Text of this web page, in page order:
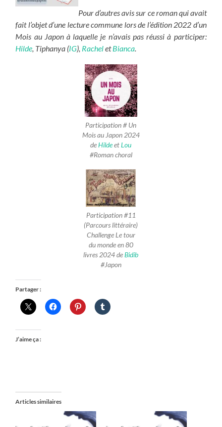
Pour d’autres avis sur ce roman qui avait
fait l’objet d’une lecture commune lors de l’édition 2022 d’un
Mois au Japon à laquelle je n’avais pas réussi à participer:
Hilde, Tiphanya (IG), RacheletBianca.
Participation # Un
Mois au Japon 2024
deHildeetLou
#Roman choral
Participation #11
(Parcours littéraire)
Challenge Le tour
du monde en 80
livres 2024 deBidib
#Japon
Partager :
J’aime ça :
Articles similaires